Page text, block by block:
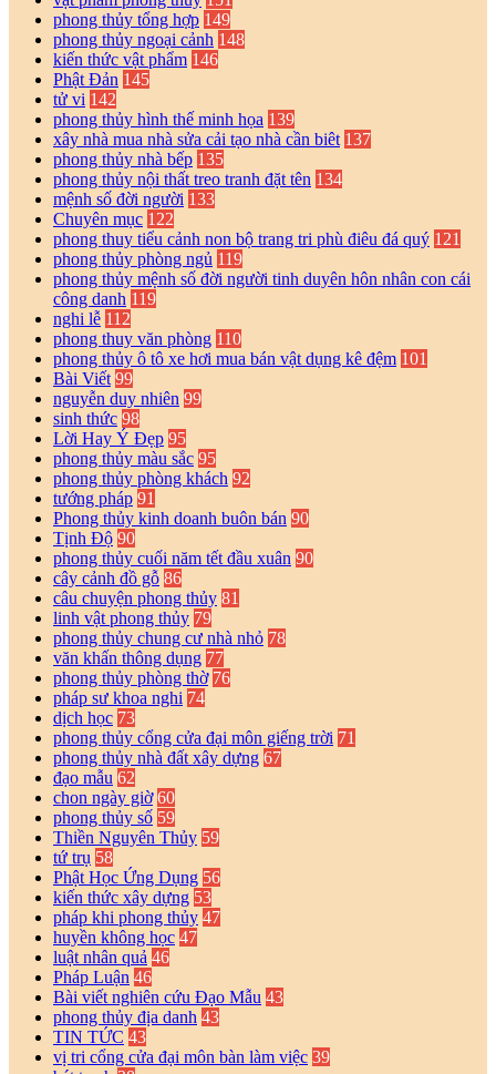
phong thủy tổng hợp 149
phong thủy ngoại cảnh 148
kiến thức vật phẩm 146
Phật Đản 145
tử vi 142
phong thủy hình thế minh họa 139
xây nhà mua nhà sửa cải tạo nhà cần biêt 137
phong thủy nhà bếp 135
phong thủy nội thất treo tranh đặt tên 134
mệnh số đời người 133
Chuyên mục 122
phong thuy tiểu cảnh non bộ trang tri phù điêu đá quý 121
phong thủy phòng ngủ 119
phong thủy mệnh số đời người tinh duyên hôn nhân con cái
công danh 119
nghi lễ 112
phong thuy văn phòng 110
phong thủy ô tô xe hơi mua bán vật dụng kê đệm 101
Bài Viết 99
nguyễn duy nhiên 99
sinh thức 98
Lời Hay Ý Đẹp 95
phong thủy màu sắc 95
phong thủy phòng khách 92
tướng pháp 91
Phong thủy kinh doanh buôn bán 90
Tịnh Độ 90
phong thủy cuối năm tết đầu xuân 90
cây cảnh đồ gỗ 86
câu chuyện phong thủy 81
linh vật phong thủy 79
phong thủy chung cư nhà nhỏ 78
văn khấn thông dụng 77
phong thủy phòng thờ 76
pháp sư khoa nghi 74
dịch học 73
phong thủy cổng cửa đại môn giếng trời 71
phong thủy nhà đất xây dựng 67
đạo mẫu 62
chon ngày giờ 60
phong thủy số 59
Thiền Nguyên Thủy 59
tứ trụ 58
Phật Học Ứng Dụng 56
kiến thức xây dựng 53
pháp khi phong thủy 47
huyền không học 47
luật nhân quả 46
Pháp Luận 46
Bài viết nghiên cứu Đạo Mẫu 43
phong thủy địa danh 43
TIN TỨC 43
vị tri cổng cửa đại môn bàn làm việc 39